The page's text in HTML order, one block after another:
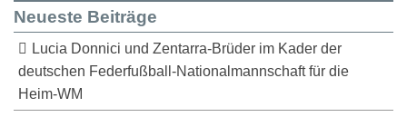
Neueste Beiträge
Lucia Donnici und Zentarra-Brüder im Kader der
deutschen Federfußball-Nationalmannschaft für die
Heim-WM